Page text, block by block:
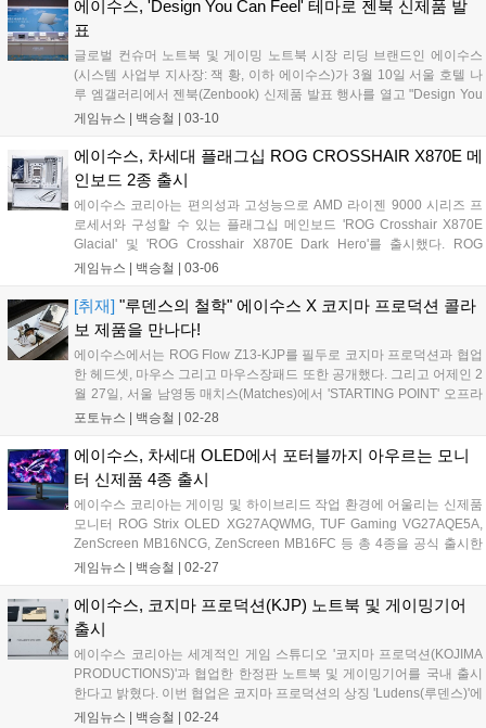
메모리 성능 그리고 확장성과 사용자 편의성을 제공하는 것에 초점을 맞
춘 리프레시 모델이다. NitroPath DRAM 기술을 적용하여 신호 무결성
기반 그래픽카드 및 스토리지 재배분을 통해 확장성을 확보하였다....
에이수스, 'Design You Can Feel' 테마로 젠북 신제품 발
표
글로벌 컨슈머 노트북 및 게이밍 노트북 시장 리딩 브랜드인 에이수스
(시스템 사업부 지사장: 잭 황, 이하 에이수스)가 3월 10일 서울 호텔 나
루 엠갤러리에서 젠북(Zenbook) 신제품 발표 행사를 열고 "Design You
Can Feel"을 테마로 한 새로운 젠북 라인업과 제품 디자인 철학을 공개
철학을 공유하는 자리로, 젠북 라인업의 소재 혁신과 사용자 경험을 현
장에서 직접 체감할 수 있도록 전시 및 체험 중심으로 구성됐다....
게임뉴스 | 백승철 03-10
에이수스, 차세대 플래그십 ROG CROSSHAIR X870E 메
인보드 2종 출시
에이수스 코리아는 편의성과 고성능으로 AMD 라이젠 9000 시리즈 프
로세서와 구성할 수 있는 플래그십 메인보드 'ROG Crosshair X870E
Glacial' 및 'ROG Crosshair X870E Dark Hero'를 출시했다. ROG
Crosshair 메인보드 시리즈는 20년의 역사를 바탕으로 하이엔드 부품,
스와 뛰어난 성능을 갖춘 라인업이다. 특히 이번 신제품에는 DDR5 메모
리 성능을 끌어올리는 NitroPath DRAM 기술과 조립 편의성을 개선한
AIO Q-Connector 등 최신 기술이 대거 적용된 것이 특징이다....
게임뉴스 | 백승철 03-06
[취재] "루덴스의 철학" 에이수스 X 코지마 프로덕션 콜라
보 제품을 만나다!
에이수스에서는 ROG Flow Z13-KJP를 필두로 코지마 프로덕션과 협업
한 헤드셋, 마우스 그리고 마우스장패드 또한 공개했다. 그리고 어제인 2
월 27일, 서울 남영동 매치스(Matches)에서 'STARTING POINT' 오프라
인 이벤트를 진행했다. ROG Flow Z13-KJP는 코지마 프로덕션의 '신카
늄 섀시와 카본 파이버 액센트, 그리고 제품 곳곳에 각인된 타이포그래
피와 금빛 포인트는 게임 속 장비를 그대로 옮겨온 듯한 디테일을 보여
준다. 단순히 하이엔드 장비를 뛰어넘어, 하나의 테크 오브제로서의 역
할 또한 고려하여 제작된듯하다....
포토뉴스 | 백승철 02-28
에이수스, 차세대 OLED에서 포터블까지 아우르는 모니
터 신제품 4종 출시
에이수스 코리아는 게이밍 및 하이브리드 작업 환경에 어울리는 신제품
모니터 ROG Strix OLED XG27AQWMG, TUF Gaming VG27AQE5A,
ZenScreen MB16NCG, ZenScreen MB16FC 등 총 4종을 공식 출시한
다고 밝혔다. 'ROG Strix OLED XG27AQWMG'는 27인치 크기에 QHD
'탠덤(Tandem) OLED' 기술을 적용해 기존 세대 WOLED 패널 대비 15%
향상된 피크 밝기와 25% 확장된 컬러 영역, 60% 더 긴 OLED 수명을 제
공하는 것이 특징이다....
게임뉴스 | 백승철 02-27
에이수스, 코지마 프로덕션(KJP) 노트북 및 게이밍기어
출시
에이수스 코리아는 세계적인 게임 스튜디오 '코지마 프로덕션(KOJIMA
PRODUCTIONS)'과 협업한 한정판 노트북 및 게이밍기어를 국내 출시
한다고 밝혔다. 이번 협업은 코지마 프로덕션의 상징 'Ludens(루덴스)'에
서 영감을 받아 ROG의 도전 정신을 담은 메시지 'For Ludens Who
게임뉴스 | 백승철 02-24